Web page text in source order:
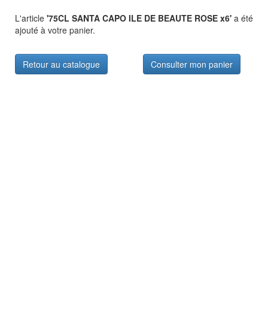
L'article '75CL SANTA CAPO ILE DE BEAUTE ROSE x6' a été
ajouté à votre panier.
Retour au catalogue Consulter mon panier